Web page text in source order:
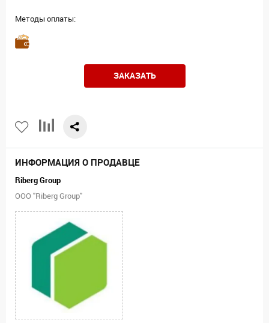
Методы оплаты:
ЗАКАЗАТЬ
ИНФОРМАЦИЯ О ПРОДАВЦЕ
Riberg Group
ООО "Riberg Group"